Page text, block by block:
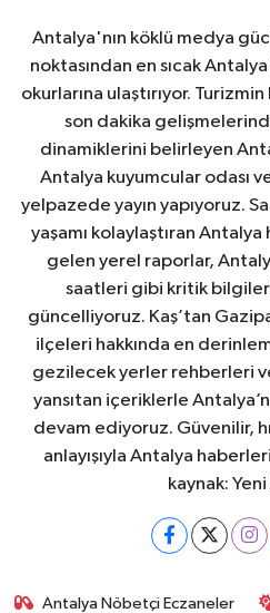
Antalya'nın köklü medya
noktasından en sıcak Antalya
okurlarına ulaştırıyor.
son dakika
dinamiklerini belirleyen
Antalya kuyumcular odası
yelpazede yayın yapıyoruz.
yaşamı kolaylaştıran
gelen yerel raporlar,
saatleri gibi kritik
güncelliyoruz. Kaş’tan
ilçeleri hakkında en
gezilecek yerler rehberleri
yansıtan içeriklerle
devam ediyoruz. Güvenilir,
anlayışıyla Antalya
kaynak:
Antalya Nöbetçi Eczaneler